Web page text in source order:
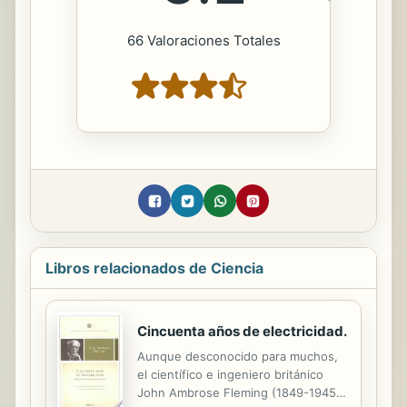
66 Valoraciones Totales
Libros relacionados de Ciencia
Cincuenta años de electricidad.
Aunque desconocido para muchos,
el científico e ingeniero británico
John Ambrose Fleming (1849-1945)